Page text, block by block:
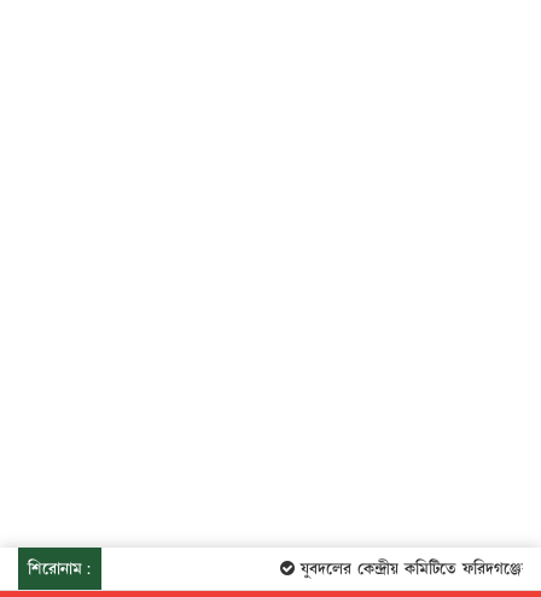
শিরোনাম: যুবদলের কেন্দ্রীয় কমিটিতে ফরিদগঞ্জের